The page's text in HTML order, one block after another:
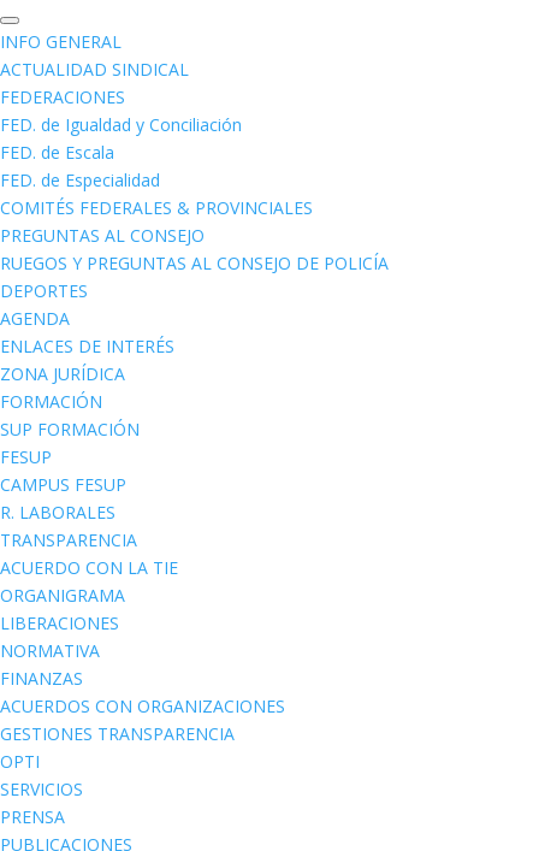
INFO GENERAL
ACTUALIDAD SINDICAL
FEDERACIONES
FED. de Igualdad y Conciliación
FED. de Escala
FED. de Especialidad
COMITÉS FEDERALES & PROVINCIALES
PREGUNTAS AL CONSEJO
RUEGOS Y PREGUNTAS AL CONSEJO DE POLICÍA
DEPORTES
AGENDA
ENLACES DE INTERÉS
ZONA JURÍDICA
FORMACIÓN
SUP FORMACIÓN
FESUP
CAMPUS FESUP
R. LABORALES
TRANSPARENCIA
ACUERDO CON LA TIE
ORGANIGRAMA
LIBERACIONES
NORMATIVA
FINANZAS
ACUERDOS CON ORGANIZACIONES
GESTIONES TRANSPARENCIA
OPTI
SERVICIOS
PRENSA
PUBLICACIONES